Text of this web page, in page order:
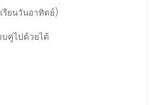
รียนวันอาทิตย์)
บคู่ไปด้วยได้